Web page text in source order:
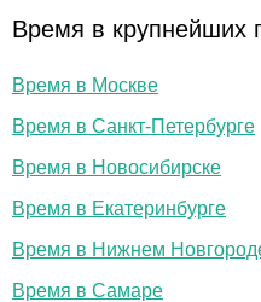
Время в крупнейших
Время в Москве
Время в Санкт-Петербурге
Время в Новосибирске
Время в Екатеринбурге
Время в Нижнем
Время в Самаре